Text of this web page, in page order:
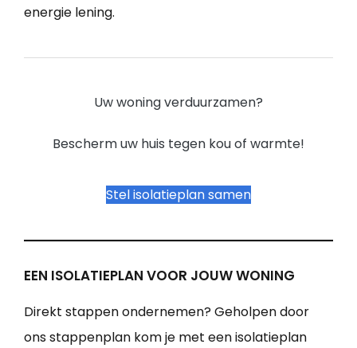
energie lening.
Uw woning verduurzamen?
Bescherm uw huis tegen kou of warmte!
Stel isolatieplan samen
EEN ISOLATIEPLAN VOOR JOUW WONING
Direkt stappen ondernemen? Geholpen door
ons stappenplan kom je met een isolatieplan